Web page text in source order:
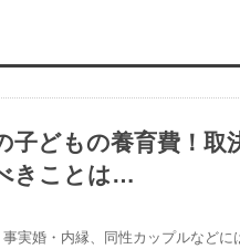
子どもの養育費！取
きことは…
実婚・内縁、同性カップルなどに